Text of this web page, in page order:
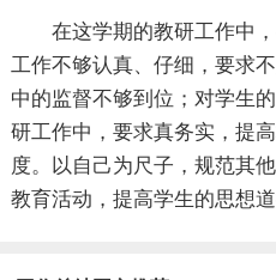
在这学期的教研工作中
工作不够认真、仔细，要求
中的监督不够到位；对学生
研工作中，要求真务实，提
度。以自己为尺子，规范其
教育活动，提高学生的思想道